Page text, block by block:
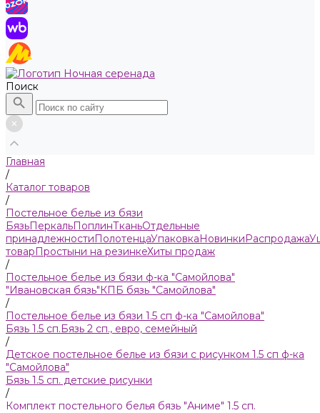
Поиск
Главная
/
Каталог товаров
/
Пocтельнoe бeлье из бязи
БязьПeркaльПоплинТканьОтдельные
принадлежностиПолотенцаУпаковкаНовинкиРаспродажа
товарПростыни на резинкеХиты продаж
/
Постельное белье из бязи ф-ка "Самойлова"
"Ивановская бязь"КПБ бязь "Самойлова"
/
Постельное белье из бязи 1.5 сп ф-ка "Самойлова"
Бязь 1.5 сп.Бязь 2 сп., евро, семейный
/
Детское постельное белье из бязи с рисунком 1.5 сп ф-ка
"Самойлова"
Бязь 1.5 сп. детские рисунки
/
Комплект постельного белья бязь "Аниме" 1.5 сп.